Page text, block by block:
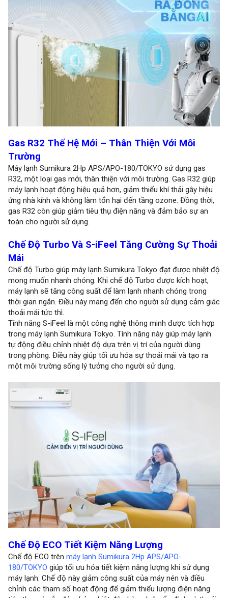
Gas R32 Thế Hệ Mới – Thân Thiện Với Môi
Trường
Máy lạnh Sumikura 2Hp APS/APO-180/TOKYO sử dụng gas
R32, một loại gas mới, thân thiện với môi trường. Gas R32 giúp
máy lạnh hoạt động hiệu quả hơn, giảm thiểu khí thải gây hiệu
ứng nhà kính và không làm tổn hại đến tầng ozone. Đồng thời,
gas R32 còn giúp giảm tiêu thụ điện năng và đảm bảo sự an
toàn cho người sử dụng.
Chế Độ Turbo Và S-iFeel Tăng Cường Sự Thoải
Mái
Chế độ Turbo giúp máy lạnh Sumikura Tokyo đạt được nhiệt độ
mong muốn nhanh chóng. Khi chế độ Turbo được kích hoạt,
máy lạnh sẽ tăng công suất để làm lạnh nhanh chóng trong
thời gian ngắn. Điều này mang đến cho người sử dụng cảm giác
thoải mái tức thì.
Tính năng S-iFeel là một công nghệ thông minh được tích hợp
trong máy lạnh Sumikura Tokyo. Tính năng này giúp máy lạnh
tự động điều chỉnh nhiệt độ dựa trên vị trí của người dùng
trong phòng. Điều này giúp tối ưu hóa sự thoải mái và tạo ra
một môi trường sống lý tưởng cho người sử dụng.
Chế Độ ECO Tiết Kiệm Năng Lượng
Chế độ ECO trên máy lạnh Sumikura 2Hp APS/APO-
180/TOKYO giúp tối ưu hóa tiết kiệm năng lượng khi sử dụng
máy lạnh. Chế độ này giảm công suất của máy nén và điều
chỉnh các tham số hoạt động để giảm thiểu lượng điện năng